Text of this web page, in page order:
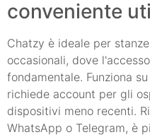
conveniente
Chatzy è ideale per
occasionali, dove
fondamentale. Funziona
richiede account per gli
dispositivi meno recenti.
WhatsApp o Telegram, è